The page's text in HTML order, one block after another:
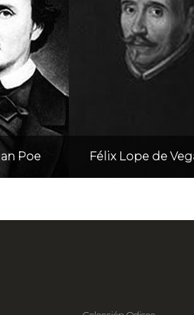
Poe Félix Lope de